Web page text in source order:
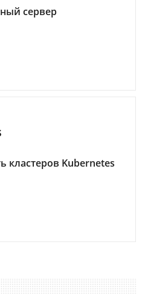
сервер
кластеров Kubernetes